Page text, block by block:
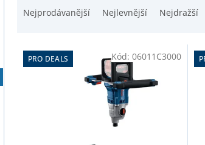
n
Nejprodávanější Nejlevnější Nejdražší
PRO DEALS Kód: 06011C3000